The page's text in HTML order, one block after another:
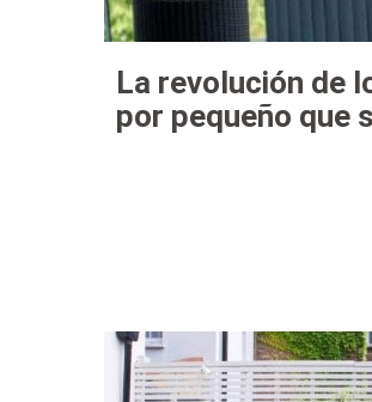
La revolución de
por pequeño que